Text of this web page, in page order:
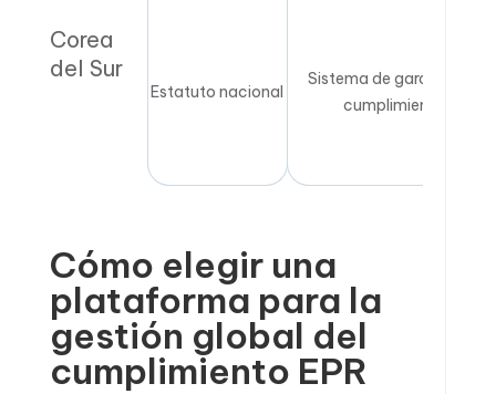
Corea
del Sur
Estatuto nacional
Sistema de garantía de
cumplimiento
Cómo elegir una
plataforma para la
gestión global del
cumplimiento EPR